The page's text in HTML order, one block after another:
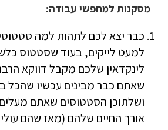
מסקנות למחפשי עבודה:
כבר יצא לכם לתהות למה
למעט לייקים, בעוד שסטטוס
לינקדאין שלכם מקבל דווקא
שאתם כבר מבינים עכשיו שהכל
ושלתוכן הסטטוסים שאתם
אורך החיים שלהם (מאז שהם